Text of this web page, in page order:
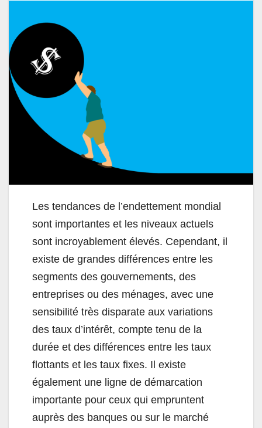
Les tendances de l’endettement mondial
sont importantes et les niveaux actuels
sont incroyablement élevés. Cependant, il
existe de grandes différences entre les
segments des gouvernements, des
entreprises ou des ménages, avec une
sensibilité très disparate aux variations
des taux d’intérêt, compte tenu de la
durée et des différences entre les taux
flottants et les taux fixes. Il existe
également une ligne de démarcation
importante pour ceux qui empruntent
auprès des banques ou sur le marché